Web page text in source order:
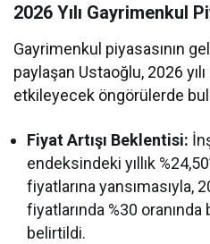
2026 Yılı Gayrimenkul
Gayrimenkul piyasasının
paylaşan Ustaoğlu, 2026
etkileyecek öngörülerde
Fiyat Artışı Beklentisi:
endeksindeki yıllık
fiyatlarına yansımasıyla,
fiyatlarında %30
belirtildi.